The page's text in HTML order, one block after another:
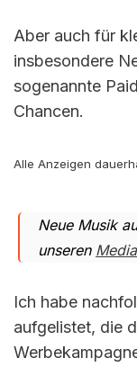
Aber auch für
insbesondere
sogenannte
Chancen.
Alle Anzeigen
Neue Musik
unseren
Ich habe
aufgelistet, die